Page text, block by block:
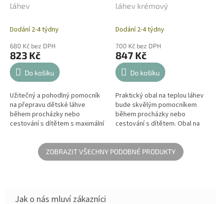
láhev
Dodání 2-4 týdny
680 Kč bez DPH
823 Kč
Do košíku
Užitečný a pohodlný pomocník
na přepravu dětské láhve
během procházky nebo
cestování s dítětem s maximální
drží teplotu tekutiny uvnitř...
láhev krémový
Dodání 2-4 týdny
700 Kč bez DPH
847 Kč
Do košíku
Praktický obal na teplou láhev
bude skvělým pomocníkem
během procházky nebo
cestování s dítětem. Obal na
pohodlným zipem a s
praktickým lehkým...
ZOBRAZIT VŠECHNY PODOBNÉ PRODUKTY